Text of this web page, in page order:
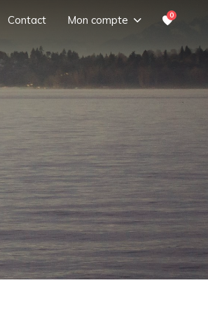
Contact Mon compte 0